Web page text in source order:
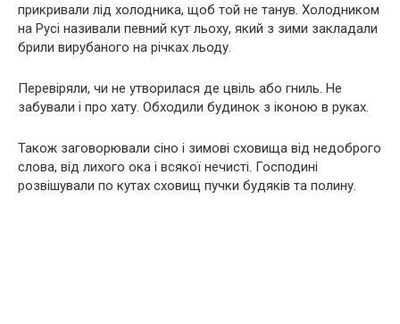
прикривали лід холодника, щоб той не танув. Холодником
на Русі називали певний кут льоху, який з зими закладали
брили вирубаного на річках льоду.
Перевіряли, чи не утворилася де цвіль або гниль. Не
забували і про хату. Обходили будинок з іконою в руках.
Також заговорювали сіно і зимові сховища від недоброго
слова, від лихого ока і всякої нечисті. Господині
розвішували по кутах сховищ пучки будяків та полину.